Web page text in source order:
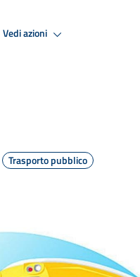
Vedi azioni
Trasporto pubblico